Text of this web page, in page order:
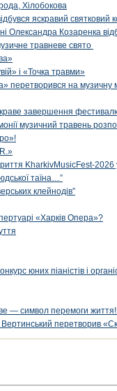
Хілобокова
яскравий
Олександра Козаренка
травневе свято
і «Точка травми»
перетворився на музичну
завершення
музичний травень
KharkivMusicFest-2026
таїна…”
клейнодів”
«Харків Опера»?
юних піаністів і
— символ перемоги
перетворив